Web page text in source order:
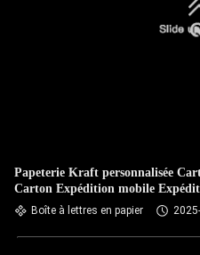
Papeterie Kraft personnalisée
Carton Expédition mobile
fermeture à glissière
Boîte à lettres en papier